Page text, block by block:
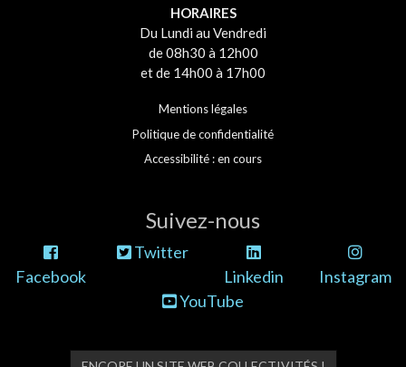
HORAIRES
Du Lundi au Vendredi
de 08h30 à 12h00
et de 14h00 à 17h00
Mentions légales
Politique de confidentialité
Accessibilité : en cours
Suivez-nous
Facebook
Twitter
Linkedin
Instagram
YouTube